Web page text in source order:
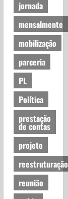
jornada
mensalmente
mobilização
parceria
PL
Política
prestação
de contas
projeto
reestruturação
reunião